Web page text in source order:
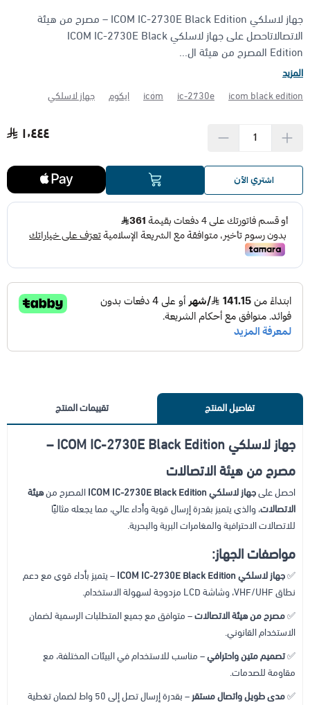
منتجات شركة فاس FAS
الأجهزة مضادة الانفجار (ATEX)
جهاز لاسلكي ICOM IC-2730E Black Edition – مصرح من هيئة
الاتصالاتاحصل على جهاز لاسلكي ICOM IC-2730E Black
Edition المصرح من هيئة ال...
المزيد
icom black edition
ic-2730e
icom ايكوم جهاز لاسلكي
١٬٤٤٤
اشتري الآن
تفاصيل المنتج تقييمات المنتج
جهاز لاسلكي ICOM IC-2730E Black Edition –
مصرح من هيئة الاتصالات
احصل علىجهاز لاسلكي ICOM IC-2730E Black Edition المصرح منهيئة
الاتصالات، والذي يتميز بقدرة إرسال قوية وأداء عالي، مما يجعله مثاليًا
للاتصالات الاحترافية والمغامرات البرية والبحرية.
مواصفات الجهاز:
✅جهاز لاسلكي ICOM IC-2730E Black Edition
– يتميز بأداء قوي مع دعم
نطاق VHF/UHF، وشاشة LCD مزدوجة لسهولة الاستخدام.
✅مصرح من هيئة الاتصالات– متوافق مع جميع المتطلبات الرسمية لضمان
الاستخدام القانوني.
✅تصميم متين واحترافي– مناسب للاستخدام في البيئات المختلفة، مع
مقاومة للصدمات.
✅مدى طويل واتصال مستقر
– بقدرة إرسال تصل إلى 50 واط لضمان تغطية